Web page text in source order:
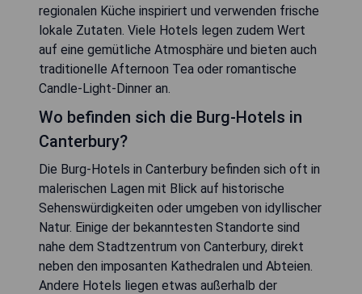
regionalen Küche inspiriert und verwenden frische
lokale Zutaten. Viele Hotels legen zudem Wert
auf eine gemütliche Atmosphäre und bieten auch
traditionelle Afternoon Tea oder romantische
Candle-Light-Dinner an.
Wo befinden sich die Burg-Hotels in
Canterbury?
Die Burg-Hotels in Canterbury befinden sich oft in
malerischen Lagen mit Blick auf historische
Sehenswürdigkeiten oder umgeben von idyllischer
Natur. Einige der bekanntesten Standorte sind
nahe dem Stadtzentrum von Canterbury, direkt
neben den imposanten Kathedralen und Abteien.
Andere Hotels liegen etwas außerhalb der